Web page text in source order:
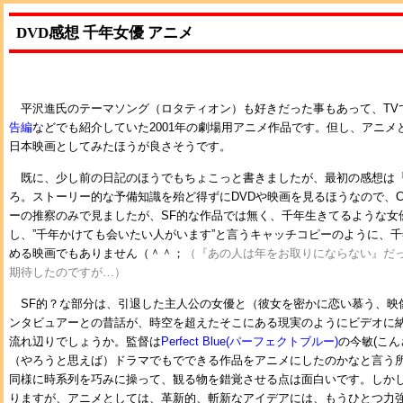
DVD感想 千年女優 アニメ
平沢進氏のテーマソング（ロタティオン）も好きだった事もあって、TV
告編などでも紹介していた2001年の劇場用アニメ作品です。但し、アニメ
日本映画としてみたほうが良さそうです。
既に、少し前の日記のほうでもちょこっと書きましたが、最初の感想は
ろ。ストーリー的な予備知識を殆ど得ずにDVDや映画を見るほうなので、
ーの推察のみで見ましたが、SF的な作品では無く、千年生きてるような
し、”千年かけても会いたい人がいます”と言うキャッチコピーのように、
める映画でもありません（＾＾；
（『あの人は年をお取りにならない』
期待したのですが…）
SF的？な部分は、引退した主人公の女優と（彼女を密かに恋い慕う、映
ンタビュアーとの昔話が、時空を超えたそこにある現実のようにビデオに
流れ辺りでしょうか。監督は Perfect Blue(パーフェクトブルー)の今敏(こ
（やろうと思えば）ドラマでもでできる作品をアニメにしたのかなと言う
同様に時系列を巧みに操って、観る物を錯覚させる点は面白いです。しか
りますが、アニメとしては、革新的、斬新なアイデアには、もうひとつ力